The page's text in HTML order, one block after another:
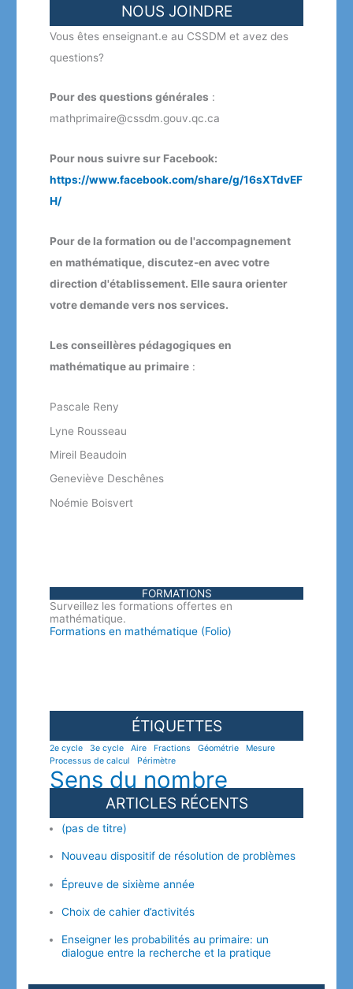
NOUS JOINDRE
Vous êtes enseignant.e au CSSDM et avez des
questions?
Pour des questions générales :
mathprimaire@cssdm.gouv.qc.ca
Pour nous suivre sur Facebook:
https://www.facebook.com/share/g/16sXTdvEF
H/
Pour de la formation ou de l'accompagnement
en mathématique, discutez-en avec votre
direction d'établissement. Elle saura orienter
votre demande vers nos services.
Les conseillères pédagogiques en
mathématique au primaire :
Pascale Reny
Lyne Rousseau
Mireil Beaudoin
Geneviève Deschênes
Noémie Boisvert
FORMATIONS
Surveillez les formations offertes en
mathématique.
Formations en mathématique (Folio)
ÉTIQUETTES
2e cycle 3e cycle Aire Fractions Géométrie
Mesure
Processus de calcul
Périmètre
Sens du nombre
ARTICLES RÉCENTS
(pas de titre)
Nouveau dispositif de résolution de problèmes
Épreuve de sixième année
Choix de cahier d’activités
Enseigner les probabilités au primaire: un
dialogue entre la recherche et la pratique